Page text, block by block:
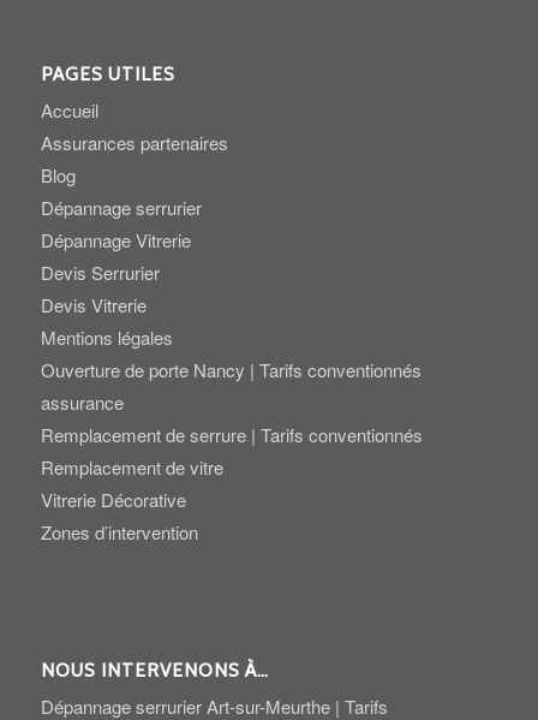
PAGES UTILES
Accueil
Assurances partenaires
Blog
Dépannage serrurier
Dépannage Vitrerie
Devis Serrurier
Devis Vitrerie
Mentions légales
Ouverture de porte Nancy | Tarifs conventionnés
assurance
Remplacement de serrure | Tarifs conventionnés
Remplacement de vitre
Vitrerie Décorative
Zones d’intervention
NOUS INTERVENONS À…
Dépannage serrurier Art-sur-Meurthe | Tarifs